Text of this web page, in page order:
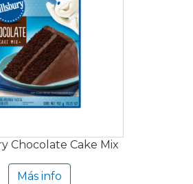
Chocolate Cake Mix
Más info